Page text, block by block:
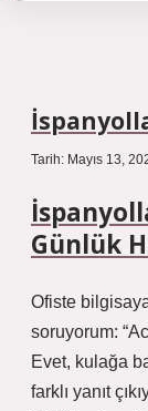
Tarih: Mayıs 13,
Günlük
Ofiste
soruyorum:
Evet, kulağa
farklı yanıt